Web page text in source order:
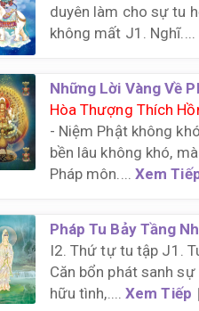
duyên làm cho sự tu
không mất J1. Nghĩ....
Những Lời Vàng Về
Hòa Thượng Thích
- Niệm Phật không
bền lâu không khó,
Pháp môn.... Xem
Pháp Tu Bảy Tầng
I2. Thứ tự tu tập J1.
Căn bổn phát sanh
hữu tình,....Xem Tiếp